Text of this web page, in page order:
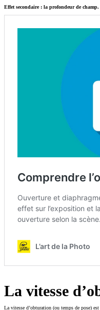
Effet secondaire : la profondeur de champ.
La vitesse
La vitesse d’obturation (ou temps de pose)